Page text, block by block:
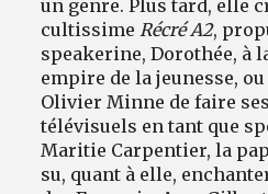
un genre. Plus tard, elle
cultissime Récré A2,
speakerine, Dorothée, à
empire de la jeunesse,
Olivier Minne de faire
télévisuels en tant que
Maritie Carpentier, la
su, quant à elle,